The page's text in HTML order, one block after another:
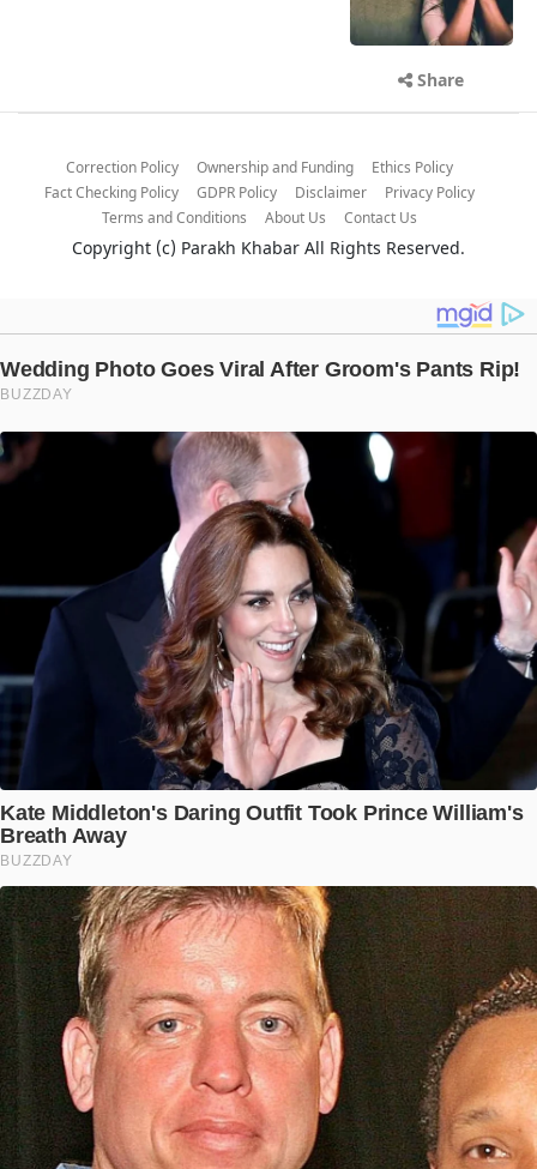
Share
Correction Policy Ownership and Funding
Ethics Policy
Fact Checking Policy
GDPR Policy Disclaimer
Privacy Policy
Terms and Conditions
About Us Contact Us
Copyright (c) Parakh Khabar All Rights Reserved.